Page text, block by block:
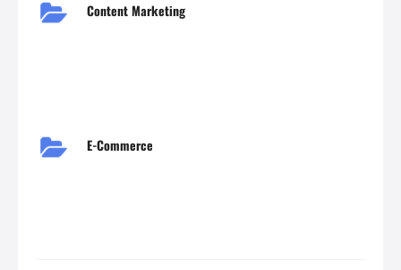
Content Marketing
E-Commerce